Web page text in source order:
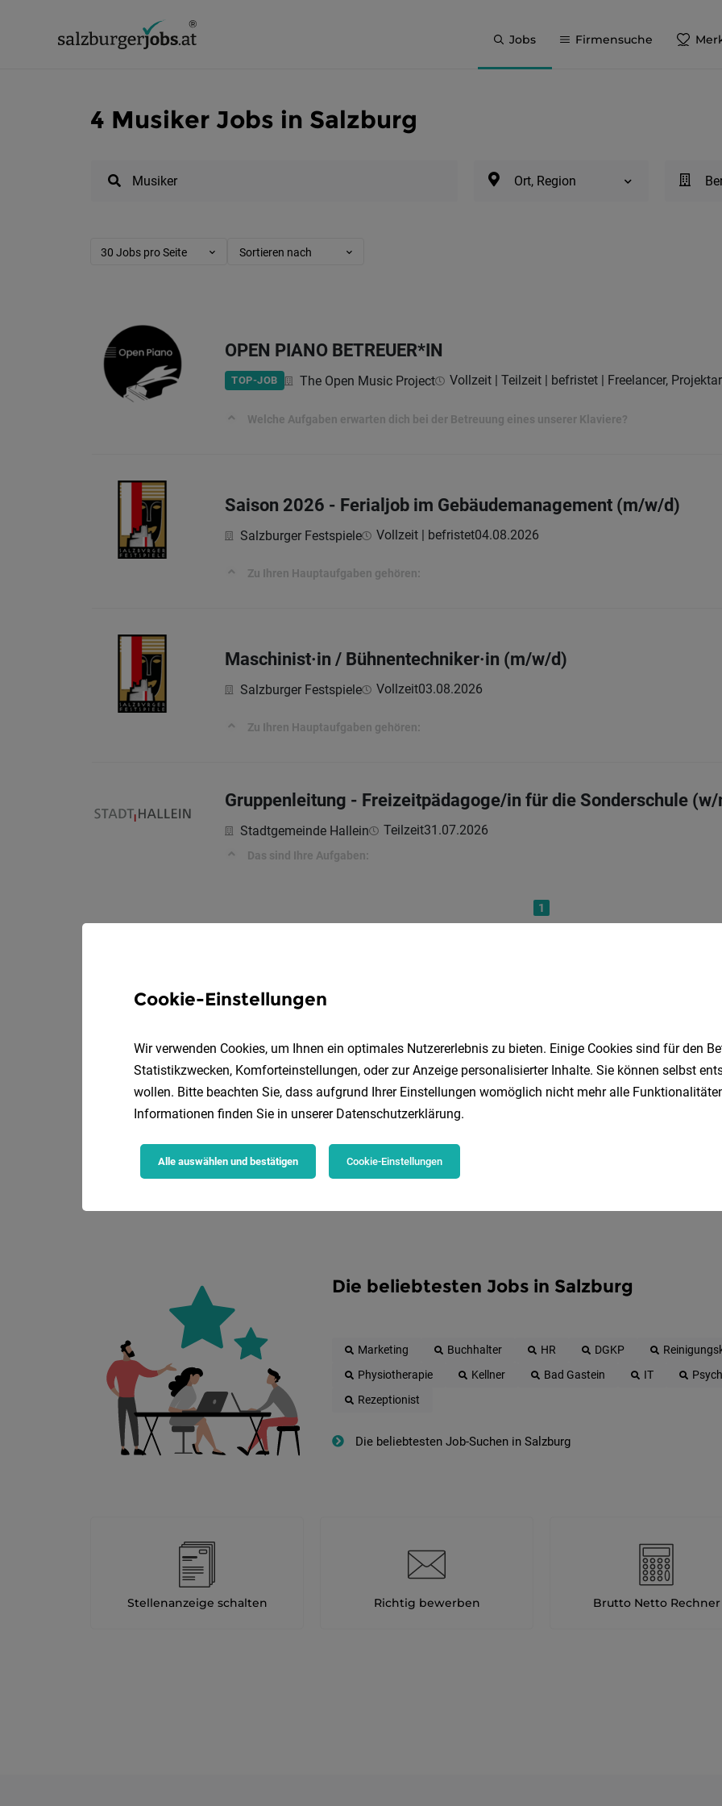
Jobs Firmensuche
4 Musiker Jobs in Salzburg
Ort, Region
30 Jobs pro Seite Sortieren nach
OPEN PIANO BETREUER*IN
TOP-JOB The Open Music Project Vollzeit | Teilzeit | befristet | Freelancer,
Welche Aufgaben erwarten dich bei der Betreuung eines unserer Klaviere?
Saison 2026 - Ferialjob im Gebäudemanagement (m/w/d)
Salzburger Festspiele Vollzeit | befristet04.08.2026
Zu Ihren Hauptaufgaben gehören:
Maschinist·in / Bühnentechniker·in (m/w/d)
Salzburger Festspiele Vollzeit03.08.2026
Zu Ihren Hauptaufgaben gehören:
Gruppenleitung - Freizeitpädagoge/in für die Sonderschule
Stadtgemeinde Hallein Teilzeit31.07.2026
Das sind Ihre Aufgaben:
1
Erhalte alle neuen Stellenangebote automatisch
Jetzt anlegen
Die beliebtesten Jobs in Salzburg
Marketing Buchhalter HR DGKP
Physiotherapie
Kellner Bad Gastein IT
Rezeptionist
Die beliebtesten Job-Suchen in Salzburg
Stellenanzeige schalten Richtig bewerben Brutto Netto Rechner
Cookie-Einstellungen
Wir verwenden Cookies, um Ihnen ein optimales Nutzererlebnis zu bieten. Einige Cookies sind für den
Statistikzwecken, Komforteinstellungen, oder zur Anzeige personalisierter Inhalte. Sie können selbst
wollen. Bitte beachten Sie, dass aufgrund Ihrer Einstellungen womöglich nicht mehr alle
Informationen finden Sie in unserer Datenschutzerklärung.
Alle auswählen und bestätigen Cookie-Einstellungen